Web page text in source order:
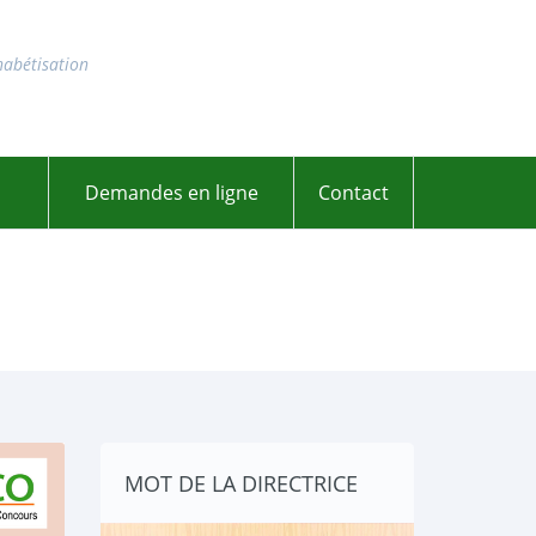
Demandes en ligne Contact
MOT DE LA DIRECTRICE